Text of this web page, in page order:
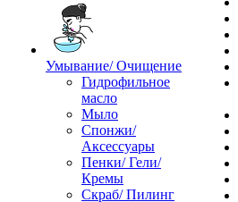
Умывание/ Очищение
Гидрофильное
масло
Мыло
Спонжи/
Аксессуары
Пенки/ Гели/
Кремы
Скраб/ Пилинг